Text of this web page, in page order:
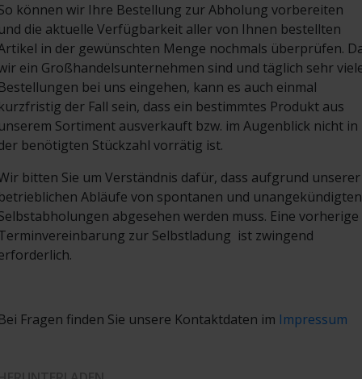
können wir Ihre Bestellung zur Abholung vorbereiten
die aktuelle Verfügbarkeit aller von Ihnen bestellten
in der gewünschten Menge nochmals überprüfen.
ein Großhandelsunternehmen sind und täglich sehr
bei uns eingehen, kann es auch einmal
der Fall sein, dass ein bestimmtes Produkt aus
Sortiment ausverkauft bzw. im Augenblick nicht in
benötigten Stückzahl vorrätig ist.
bitten Sie um Verständnis dafür, dass aufgrund unserer
Abläufe von spontanen und unangekündigten
abgesehen werden muss. Eine vorherige
zur Selbstladung ist zwingend
Fragen finden Sie unsere Kontaktdaten im Impressum